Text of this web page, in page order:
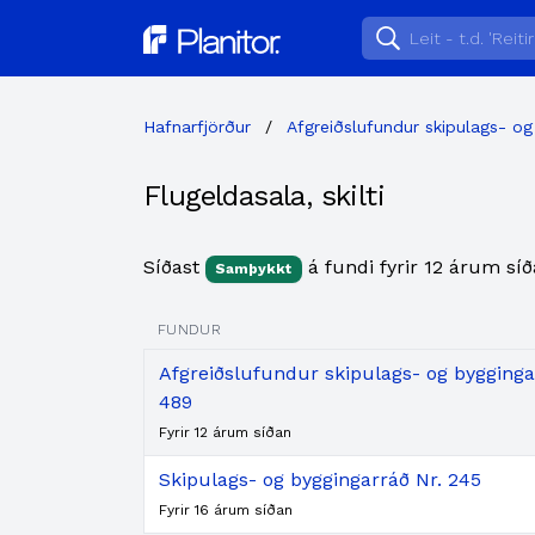
Planitor
Hafnarfjörður / Afgreiðslufundur skipulags-
Flugeldasala, skilti
Síðast Samþykkt á fundi fyrir 12 árum
FUNDUR
Afgreiðslufundur skipulags- og
489
Fyrir 12 árum síðan
Skipulags- og byggingarráð Nr. 245
Fyrir 16 árum síðan